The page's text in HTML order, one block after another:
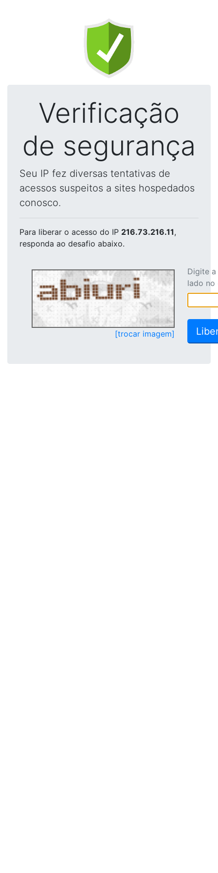
Verificação
de segurança
Seu IP fez diversas tentativas de
acessos suspeitos a sites hospedados
conosco.
Para liberar o acesso do IP 216.73.216.11,
responda ao desafio abaixo.
[trocar imagem]
Digite
lado no